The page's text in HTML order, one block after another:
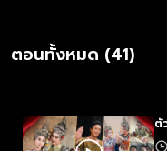
ตอนทั้งหมด (41)
ตั